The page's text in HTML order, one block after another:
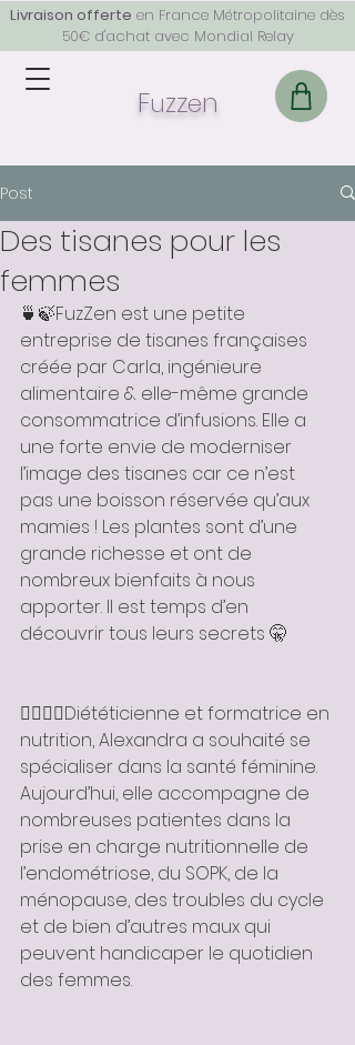
Livraison offerte en France Métropolitaine dès
50€ d'achat avec Mondial Relay
Fuzzen
Post
Des tisanes pour les
femmes
🍵🍃FuzZen est une petite
entreprise de tisanes françaises
créée par Carla, ingénieure
alimentaire & elle-même grande
consommatrice d’infusions. Elle a
une forte envie de moderniser
l’image des tisanes car ce n’est
pas une boisson réservée qu’aux
mamies ! Les plantes sont d’une
grande richesse et ont de
nombreux bienfaits à nous
apporter. Il est temps d’en
découvrir tous leurs secrets 🤫
👩🏽‍⚕️✨Diététicienne et formatrice en
nutrition, Alexandra a souhaité se
spécialiser dans la santé féminine.
Aujourd’hui, elle accompagne de
nombreuses patientes dans la
prise en charge nutritionnelle de
l’endométriose, du SOPK, de la
ménopause, des troubles du cycle
et de bien d’autres maux qui
peuvent handicaper le quotidien
des femmes.